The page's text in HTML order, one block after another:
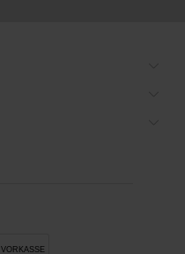
VORKASSE